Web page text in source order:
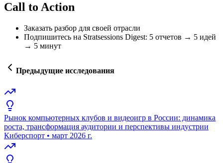
Call to Action
Заказать разбор для своей отрасли
Подпишитесь на Stratsessions Digest: 5 отчетов → 5 идей
→ 5 минут
Предыдущие исследования
Рынок компьютерных клубов и видеоигр в России: динамика
роста, трансформация аудитории и перспективы индустрии
Киберспорт • март 2026 г.